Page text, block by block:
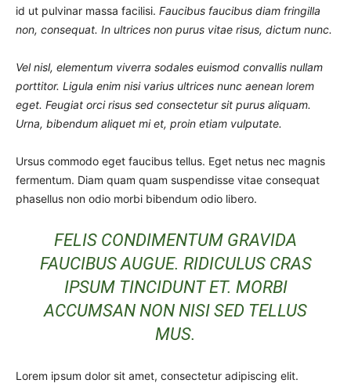
id ut pulvinar massa facilisi. Faucibus faucibus diam fringilla
non, consequat. In ultrices non purus vitae risus, dictum nunc.
Vel nisl, elementum viverra sodales euismod convallis nullam
porttitor. Ligula enim nisi varius ultrices nunc aenean lorem
eget. Feugiat orci risus sed consectetur sit purus aliquam.
Urna, bibendum aliquet mi et, proin etiam vulputate.
Ursus commodo eget faucibus tellus. Eget netus nec magnis
fermentum. Diam quam quam suspendisse vitae consequat
phasellus non odio morbi bibendum odio libero.
FELIS CONDIMENTUM GRAVIDA
FAUCIBUS AUGUE. RIDICULUS CRAS
IPSUM TINCIDUNT ET. MORBI
ACCUMSAN NON NISI SED TELLUS
MUS.
Lorem ipsum dolor sit amet, consectetur adipiscing elit.